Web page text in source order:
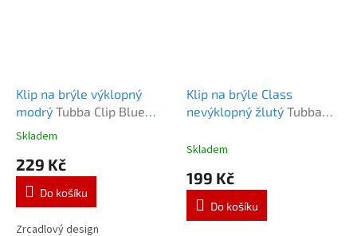
Klip na brýle výklopný
modrý Tubba Clip Blue
vyklopný
Průměrné
produktu
5,0
5
Skladem
229 Kč
Do košíku
Zrcadlový design
Klip na brýle Class
nevýklopný žlutý Tubba
nevyklopný
Skladem
199 Kč
Do košíku